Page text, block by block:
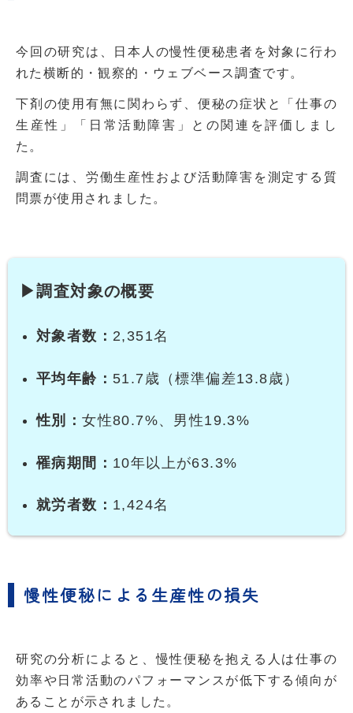
今回の研究は、日本人の慢性便秘患者を対象に行わ
れた横断的・観察的・ウェブベース調査です。
下剤の使用有無に関わらず、便秘の症状と「仕事の
生産性」「日常活動障害」との関連を評価しまし
た。
調査には、労働生産性および活動障害を測定する質
問票が使用されました。
▶調査対象の概要
対象者数： 2,351名
平均年齢： 51.7歳（標準偏差13.8歳）
性別：女性80.7%、男性19.3%
罹病期間： 10年以上が63.3%
就労者数： 1,424名
慢性便秘による生産性の損失
研究の分析によると、慢性便秘を抱える人は仕事の
効率や日常活動のパフォーマンスが低下する傾向が
あることが示されました。